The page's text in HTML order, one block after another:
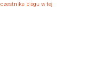
biegu w tej